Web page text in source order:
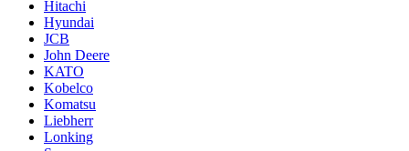
Hitachi
Hyundai
JCB
John Deere
KATO
Kobelco
Komatsu
Liebherr
Lonking